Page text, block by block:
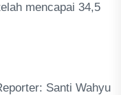
mencapai 34,5
Santi Wahyu